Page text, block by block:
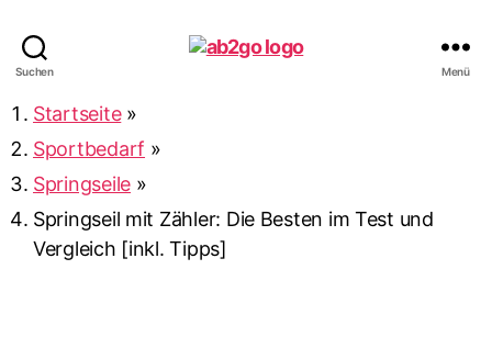
Suchen Menü
Startseite»
Sportbedarf »
Springseile »
Springseil mit Zähler: Die Besten im Test und
Vergleich [inkl. Tipps]